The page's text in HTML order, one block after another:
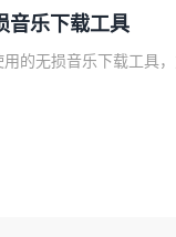
音乐下载工具